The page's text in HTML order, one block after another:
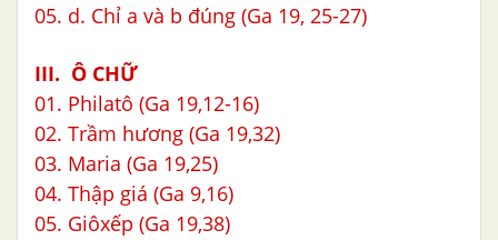
05. d. Chỉ a và b đúng (Ga 19, 25-27)
III. Ô CHỮ
01. Philatô (Ga 19,12-16)
02. Trầm hương (Ga 19,32)
03. Maria (Ga 19,25)
04. Thập giá (Ga 9,16)
05. Giôxếp (Ga 19,38)